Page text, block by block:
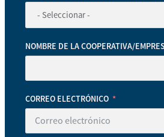
NOMBRE DE LA COOPERATIVA/
CORREO ELECTRÓNICO